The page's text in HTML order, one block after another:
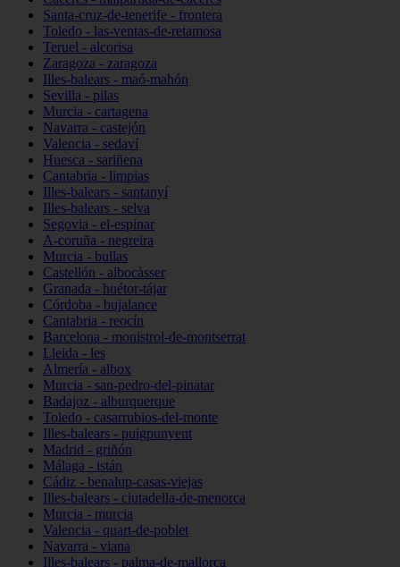
Santa-cruz-de-tenerife - frontera
Toledo - las-ventas-de-retamosa
Teruel - alcorisa
Zaragoza - zaragoza
Illes-balears - maó-mahón
Sevilla - pilas
Murcia - cartagena
Navarra - castejón
Valencia - sedaví
Huesca - sariñena
Cantabria - limpias
Illes-balears - santanyí
Illes-balears - selva
Segovia - el-espinar
A-coruña - negreira
Murcia - bullas
Castellón - albocàsser
Granada - huétor-tájar
Córdoba - bujalance
Cantabria - reocín
Barcelona - monistrol-de-montserrat
Lleida - les
Almería - albox
Murcia - san-pedro-del-pinatar
Badajoz - alburquerque
Toledo - casarrubios-del-monte
Illes-balears - puigpunyent
Madrid - griñón
Málaga - istán
Cádiz - benalup-casas-viejas
Illes-balears - ciutadella-de-menorca
Murcia - murcia
Valencia - quart-de-poblet
Navarra - viana
Illes-balears - palma-de-mallorca